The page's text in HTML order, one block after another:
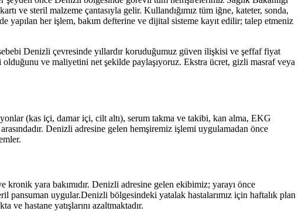
ve steril malzeme çantasıyla gelir. Kullandığımız tüm iğne, kateter, sonda,
yapılan her işlem, bakım defterine ve dijital sisteme kayıt edilir; talep etmeniz
Denizli çevresinde yıllardır koruduğumuz güven ilişkisi ve şeffaf fiyat
ve maliyetini net şekilde paylaşıyoruz. Ekstra ücret, gizli masraf veya
(kas içi, damar içi, cilt altı), serum takma ve takibi, kan alma, EKG
Denizli adresine gelen hemşiremiz işlemi uygulamadan önce
kronik yara bakımıdır. Denizli adresine gelen ekibimiz; yarayı önce
pansuman uygular.Denizli bölgesindeki yatalak hastalarımız için haftalık plan
ve hastane yatışlarını azaltmaktadır.